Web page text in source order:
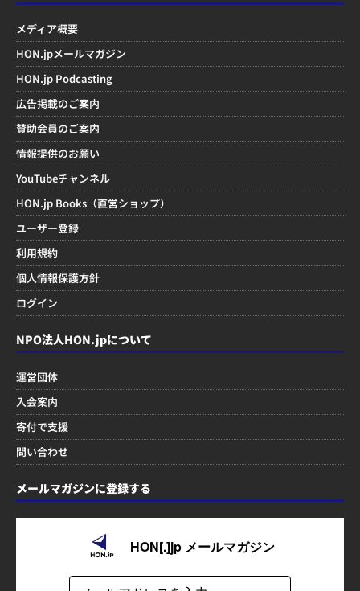
メディア概要
HON.jpメールマガジン
HON.jp Podcasting
広告掲載のご案内
賛助会員のご案内
情報提供のお願い
YouTubeチャンネル
HON.jp Books（直営ショップ）
ユーザー登録
利用規約
個人情報保護方針
ログイン
NPO法人HON.jpについて
運営団体
入会案内
寄付で支援
問い合わせ
メールマガジンに登録する